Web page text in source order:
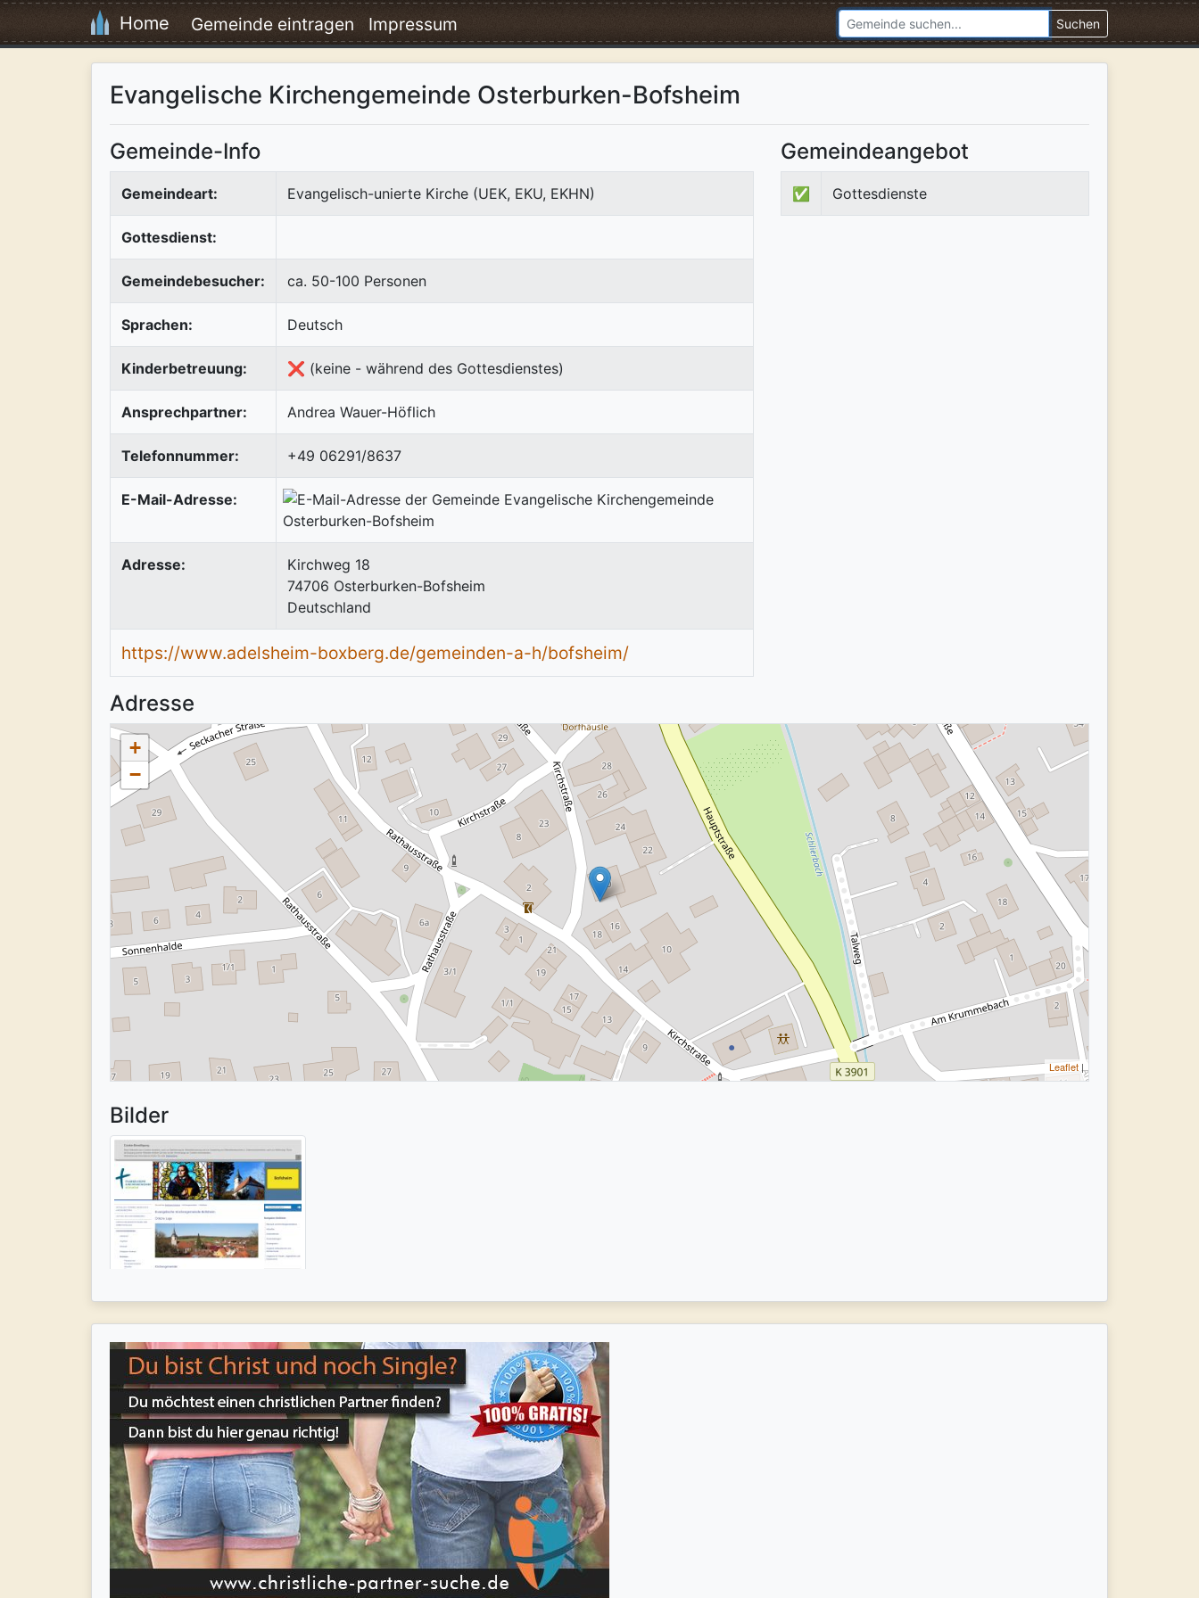
Home Gemeinde eintragen Impressum Suchen
Evangelische Kirchengemeinde Osterburken-Bofsheim
Gemeinde-Info
Gemeindeart: Evangelisch-unierte Kirche (UEK, EKU, EKHN)
Gottesdienst:
Gemeindebesucher: ca. 50-100 Personen
Sprachen: Deutsch
Kinderbetreuung: ❌ (keine - während des Gottesdienstes)
Ansprechpartner: Andrea Wauer-Höflich
Telefonnummer: +49 06291/8637
E-Mail-Adresse:
Adresse:
Kirchweg 18
74706 Osterburken-Bofsheim
Deutschland
https://www.adelsheim-boxberg.de/gemeinden-a-h/bofsheim/
Gemeindeangebot
✅ Gottesdienste
Adresse
+
−
Leaflet |
Bilder